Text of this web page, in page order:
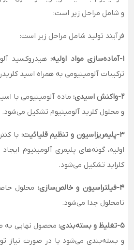
و شامل مراحل زیر است:
فرآیند تولید شامل مراحل زیر است:
1-آماده‌سازی مواد اولیه:
هیدروکسید
ترکیبات آلومینیومی به همراه اسید
2-واکنش اسیدی:
ماده آلومینیومی با
و محلول کلرید آلومینیوم تشکیل می‌شود.
3-پلیمریزاسیون و تنظیم قلیائیت:
اولیه، گونه‌های پلیمری آلومینیوم
کلراید تشکیل می‌شود.
4-فیلتراسیون و خالص‌سازی:
محلول
نامحلول جدا می‌شود.
5-تغلیظ و بسته‌بندی:
محصول نهایی به
و بسته‌بندی می‌شود یا در صورت